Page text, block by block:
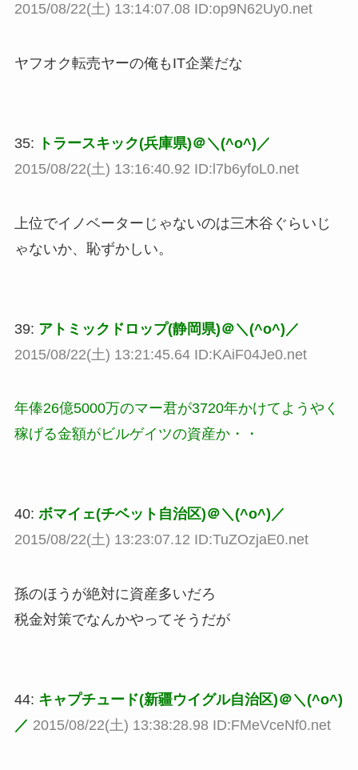
2015/08/22(土) 13:14:07.08 ID:op9N62Uy0.net
ヤフオク転売ヤーの俺もIT企業だな
35: トラースキック(兵庫県)＠＼(^o^)／
2015/08/22(土) 13:16:40.92 ID:l7b6yfoL0.net
上位でイノベーターじゃないのは三木谷ぐらいじ
ゃないか、恥ずかしい。
39: アトミックドロップ(静岡県)＠＼(^o^)／
2015/08/22(土) 13:21:45.64 ID:KAiF04Je0.net
年俸26億5000万のマー君が3720年かけてようやく
稼げる金額がビルゲイツの資産か・・
40: ボマイェ(チベット自治区)＠＼(^o^)／
2015/08/22(土) 13:23:07.12 ID:TuZOzjaE0.net
孫のほうが絶対に資産多いだろ
税金対策でなんかやってそうだが
44: キャプチュード(新疆ウイグル自治区)＠＼(^o^)
／ 2015/08/22(土) 13:38:28.98 ID:FMeVceNf0.net